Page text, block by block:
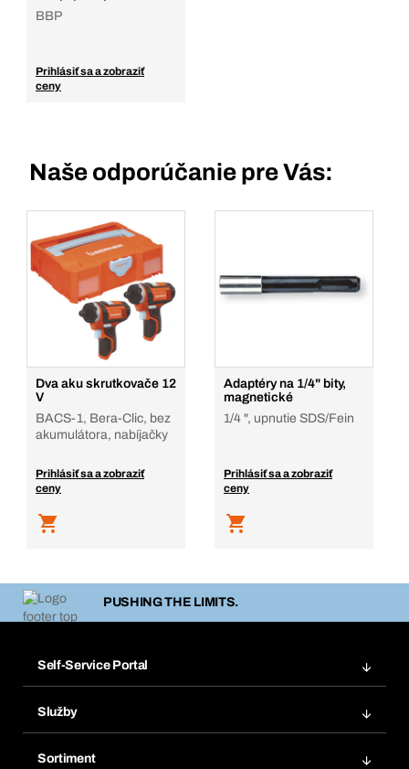
BBP
Prihlásiť sa a zobraziť
ceny
Naše odporúčanie pre Vás:
Dva aku skrutkovače 12
V
BACS-1, Bera-Clic, bez
akumulátora, nabíjačky
Prihlásiť sa a zobraziť
ceny
Adaptéry na 1/4" bity,
magnetické
1/4 ", upnutie SDS/Fein
Prihlásiť sa a zobraziť
ceny
PUSHING THE LIMITS.
Self-Service Portal
Obľúbené
Služby
Sortiment